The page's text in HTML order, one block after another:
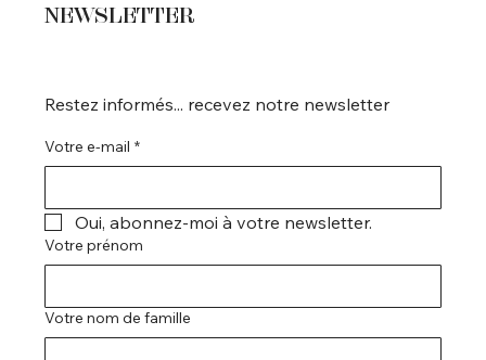
Restez informés... recevez notre newsletter
Votre e-mail *
Oui, abonnez-moi à votre newsletter.
Votre prénom
Votre nom de famille
NEWSLETTER